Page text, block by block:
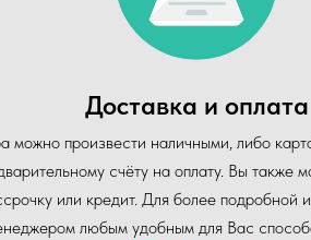
Доставка и оплата
можно произвести наличными, либо
счёту на оплату. Вы также
или кредит. Для более подробной
любым удобным для Вас